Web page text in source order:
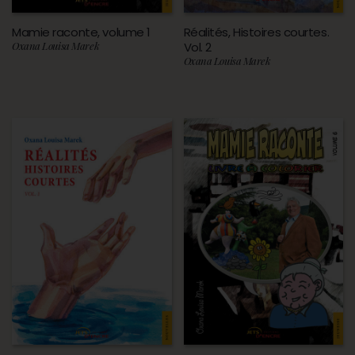
Mamie raconte, volume 1
Oxana Louisa Marek
Réalités, Histoires courtes.
Vol. 2
Oxana Louisa Marek